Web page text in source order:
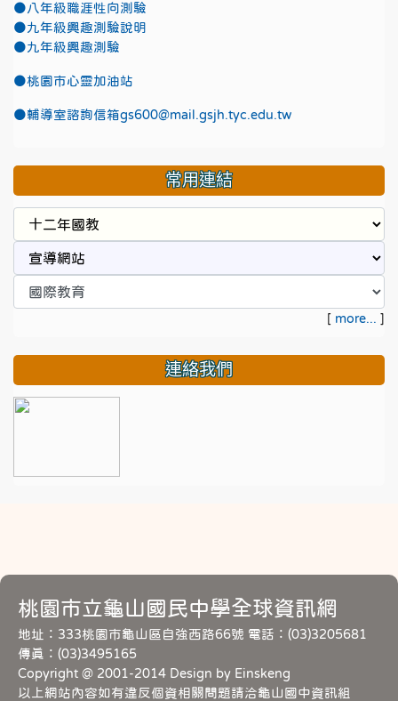
●八年級職涯性向測驗
●九年級興趣測驗說明
●九年級興趣測驗
●桃園市心靈加油站
●輔導室諮詢信箱gs600@mail.gsjh.tyc.edu.tw
常用連結
[ more... ]
連絡我們
桃園市立龜山國民中學全球資訊網
地址：333桃園市龜山區自強西路66號 電話：(03)3205681
傳真：(03)3495165
Copyright @ 2001-2014 Design by Einskeng
以上網站內容如有違反個資相關問題請洽龜山國中資訊組